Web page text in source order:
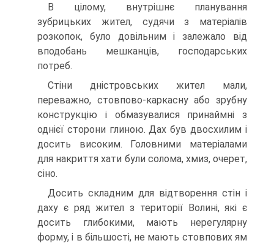
В цілому, внутрішнє планування
зубрицьких жител, судячи з матеріалів
розкопок, було довільним і залежало від
вподобань мешканців, господарських
потреб.
Стіни дністровських жител мали,
переважно, стовпово-каркасну або зрубну
конструкцію і обмазувалися принаймні з
однієї сторони глиною. Дах був двосхилим і
досить високим. Головними матеріалами
для накриття хати були солома, хмиз, очерет,
сіно.
Досить складним для відтворення стін і
даху є ряд жител з території Волині, які є
досить глибокими, мають нерегулярну
форму, і в більшості, не мають стовпових ям